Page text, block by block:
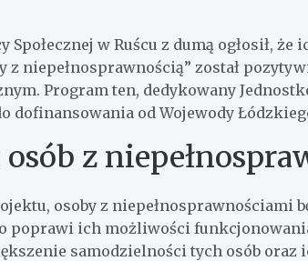
Społecznej w Ruścu z dumą ogłosił,
z niepełnosprawnością” został
Program ten, dedykowany
dofinansowania od Wojewody
osób z
osoby z niepełnosprawnościami
poprawi ich możliwości
samodzielności tych osób oraz